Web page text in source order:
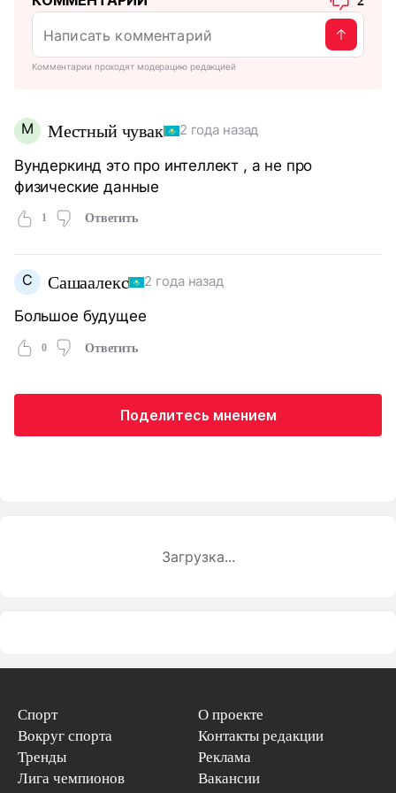
Комментарии проходят модерацию редакцией
М Местный чувак 2 года назад
Вундеркинд это про интеллект , а не про
физические данные
1 Ответить
С Сашаалекс 2 года назад
Большое будущее
0 Ответить
Поделитесь мнением
Загрузка...
Спорт
Вокруг спорта
Тренды
Лига чемпионов
О проекте
Контакты редакции
Реклама
Вакансии